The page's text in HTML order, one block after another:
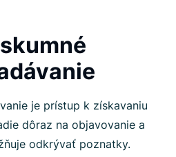
je prístup k získavaniu
dôraz na objavovanie a
odkrývať poznatky.